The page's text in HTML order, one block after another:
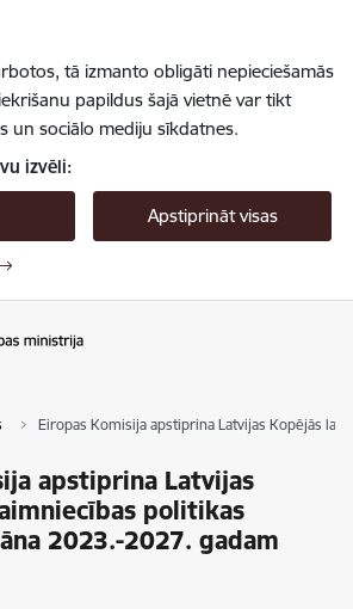
tā izmanto obligāti nepieciešamās
papildus šajā vietnē var tikt
un sociālo mediju sīkdatnes.
izvēli:
Apstiprināt visas
Eiropas Komisija apstiprina Latvijas Kopējās
apstiprina Latvijas
politikas
2023.-2027. gadam